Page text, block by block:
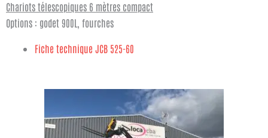
Chariots télescopiques 6 mètres compact
Options : godet 900L, fourches
Fiche technique JCB 525-60